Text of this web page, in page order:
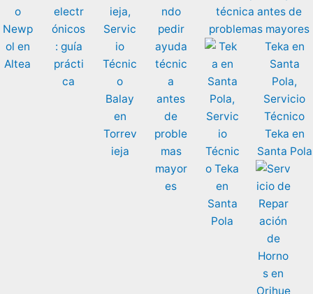
técnica antes de
problemas mayores
Teka en
Santa
Pola,
Servicio
Técnico
Teka en
Santa Pola